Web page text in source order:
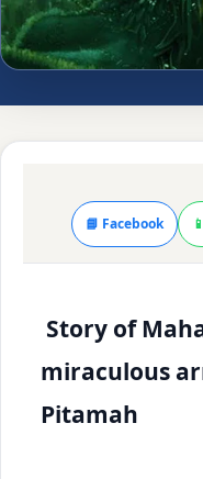
📘 Facebook
Story of
miraculous
Pitamah